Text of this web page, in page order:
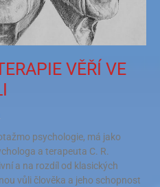
VĚŘÍ VE
psychologie, má jako
a terapeuta C. R.
a na rozdíl od klasických
vůli člověka a jeho schopnost